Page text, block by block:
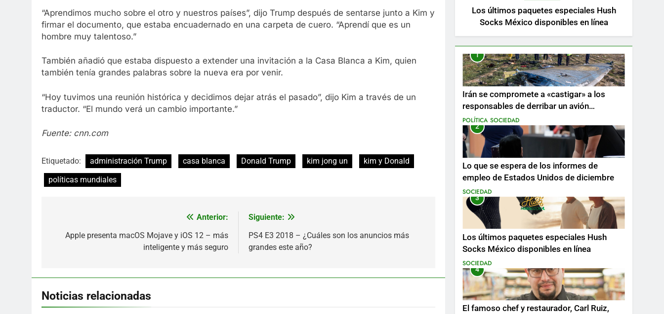
“Aprendimos mucho sobre el otro y nuestros países”, dijo Trump después de sentarse junto a Kim y
firmar el documento, que estaba encuadernado en una carpeta de cuero. “Aprendí que es un
hombre muy talentoso.”
También añadió que estaba dispuesto a extender una invitación a la Casa Blanca a Kim, quien
también tenía grandes palabras sobre la nueva era por venir.
“Hoy tuvimos una reunión histórica y decidimos dejar atrás el pasado”, dijo Kim a través de un
traductor. “El mundo verá un cambio importante.”
Fuente: cnn.com
Etiquetado: administración Trump casa blanca Donald Trump kim jong un
kim y Donald
políticas mundiales
Anterior:
Apple presenta macOS Mojave y iOS 12 – más
inteligente y más seguro
Siguiente:
PS4 E3 2018 – ¿Cuáles son los anuncios más
grandes este año?
Noticias relacionadas
Los últimos paquetes especiales Hush
Socks México disponibles en línea
1
Irán se compromete a «castigar» a los
responsables de derribar un avión
ucraniano mientras se realizan arrestos
POLÍTICA SOCIEDAD
2
Lo que se espera de los informes de
empleo de Estados Unidos de diciembre
SOCIEDAD
3
Los últimos paquetes especiales Hush
Socks México disponibles en línea
SOCIEDAD
4
El famoso chef y restaurador, Carl Ruiz,